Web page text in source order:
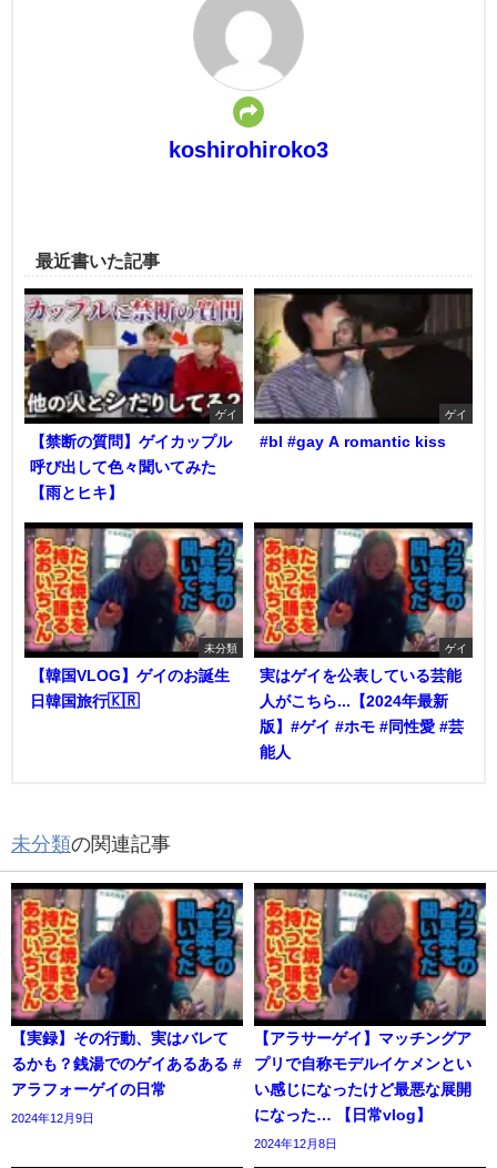
koshirohiroko3
最近書いた記事
ゲイ
【禁断の質問】ゲイカップル
呼び出して色々聞いてみた
【雨とヒキ】
ゲイ
#bl #gay A romantic kiss
未分類
【韓国VLOG】ゲイのお誕生
日韓国旅行🇰🇷
ゲイ
実はゲイを公表している芸能
人がこちら...【2024年最新
版】#ゲイ #ホモ #同性愛 #芸
能人
未分類の関連記事
【実録】その行動、実はバレて
るかも？銭湯でのゲイあるある #
アラフォーゲイの日常
2024年12月9日
【アラサーゲイ】マッチングア
プリで自称モデルイケメンとい
い感じになったけど最悪な展開
になった… 【日常vlog】
2024年12月8日